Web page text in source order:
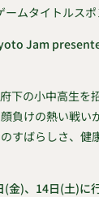
ムタイトルスポ
Jam
下の小中高生を
負けの熱い戦い
すばらしさ、健
(金)、14日(土)に